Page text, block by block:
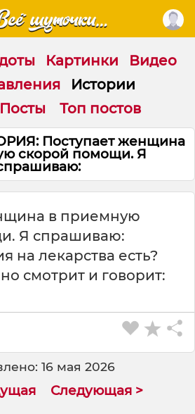
Картинки
Видео
Истории
Посты Топ постов
Поступает женщина
скорой помощи. Я
в приемную
Я спрашиваю:
на лекарства есть?
смотрит и говорит:
16 мая 2026
Следующая >